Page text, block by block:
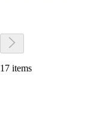
17 items